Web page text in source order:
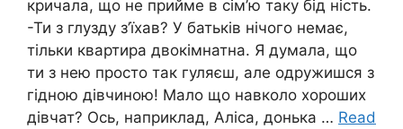
кричала, що не прийме в сім’ю таку бід ність.
-Ти з глузду з’їхав? У батьків нічого немає,
тільки квартира двокімнатна. Я думала, що
ти з нею просто так гуляєш, але одружишся з
гідною дівчиною! Мало що навколо хороших
дівчат? Ось, наприклад, Аліса, донька … Read